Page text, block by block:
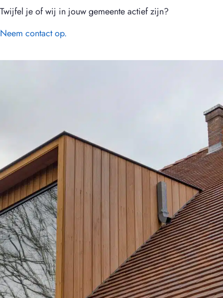
Twijfel je of wij in jouw gemeente actief zijn?
Neem contact op.